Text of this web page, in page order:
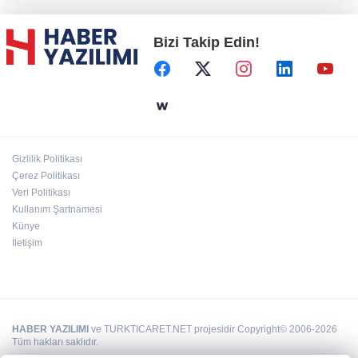
Başkent'in göletlerinde temizlik ve bakım
sürüyor
Bizi Takip Edin!
Gizlilik Politikası
Çerez Politikası
Veri Politikası
Kullanım Şartnamesi
Künye
İletişim
HABER YAZILIMI ve TURKTICARET.NET projesidir Copyright© 2006-2026
Tüm hakları saklıdır.